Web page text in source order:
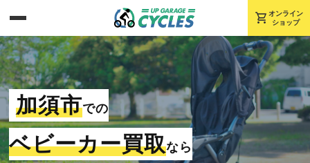
shopping_cart オンライン
ショップ
加須市での
ベビーカー買取なら